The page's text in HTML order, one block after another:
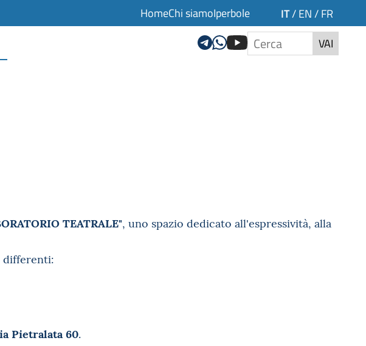
HomeChi siamoIperbole IT/ EN / FR
VAI
TEATRALE", uno spazio dedicato all'espressività, alla
differenti:
Pietralata 60.